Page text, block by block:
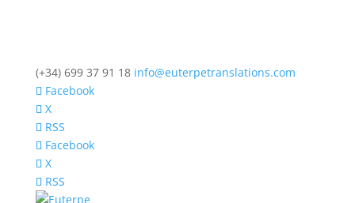
(+34) 699 37 91 18 info@euterpetranslations.com
Facebook
X
RSS
Facebook
X
RSS